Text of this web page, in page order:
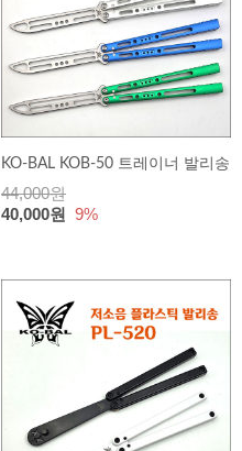
KO-BAL KOB-50 트레이너 발리송
44,000원
40,000원 9%